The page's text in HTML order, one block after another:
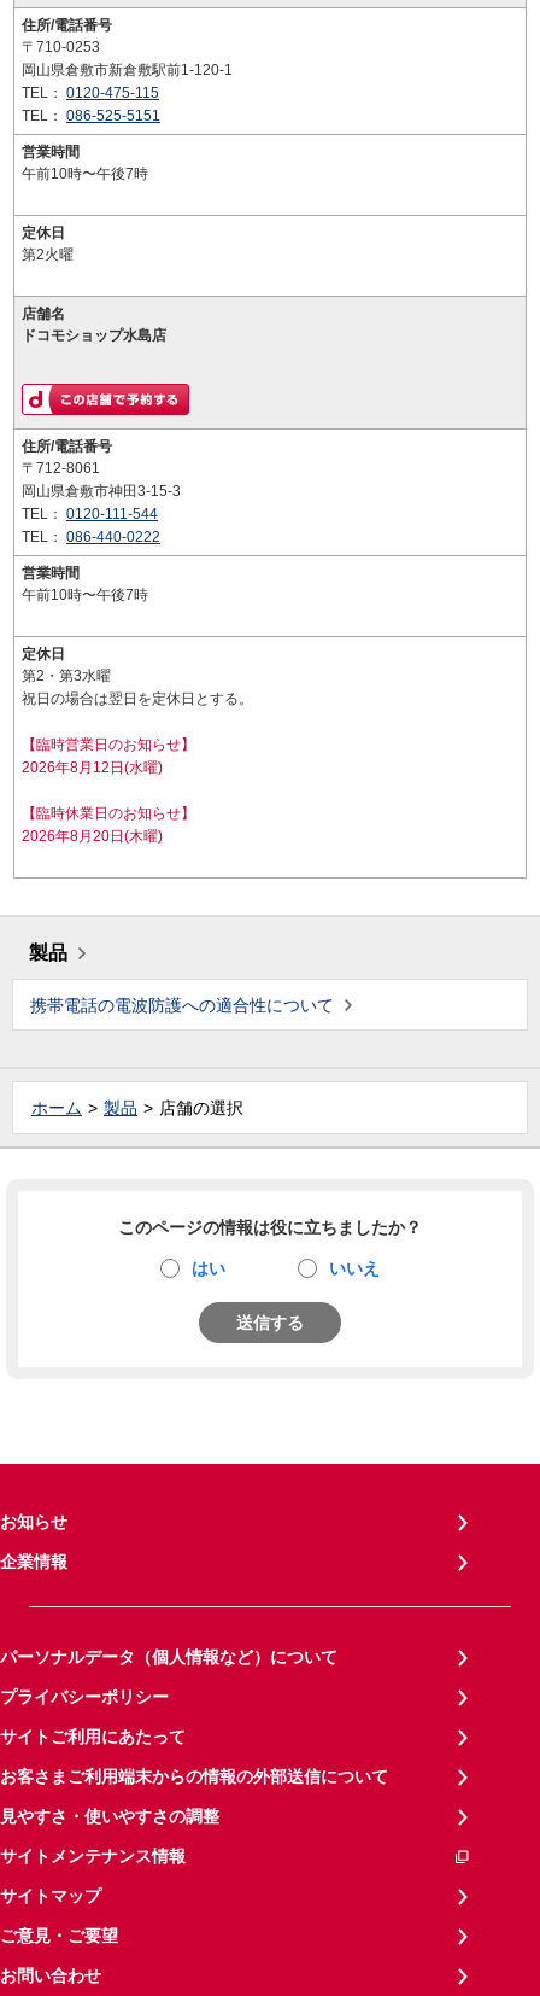
住所/電話番号
〒710-0253
岡山県倉敷市新倉敷駅前1-120-1
TEL： 0120-475-115
TEL： 086-525-5151
営業時間
午前10時〜午後7時
定休日
第2火曜
店舗名
ドコモショップ水島店
住所/電話番号
〒712-8061
岡山県倉敷市神田3-15-3
TEL： 0120-111-544
TEL： 086-440-0222
営業時間
午前10時〜午後7時
定休日
第2・第3水曜
祝日の場合は翌日を定休日とする。
【臨時営業日のお知らせ】
2026年8月12日(水曜)
【臨時休業日のお知らせ】
2026年8月20日(木曜)
製品
携帯電話の電波防護への適合性について
ホーム 製品 店舗の選択
このページの情報は役に立ちましたか？
はい いいえ
送信する
お知らせ
企業情報
パーソナルデータ（個人情報など）について
プライバシーポリシー
サイトご利用にあたって
お客さまご利用端末からの情報の外部送信について
見やすさ・使いやすさの調整
サイトメンテナンス情報
サイトマップ
ご意見・ご要望
お問い合わせ